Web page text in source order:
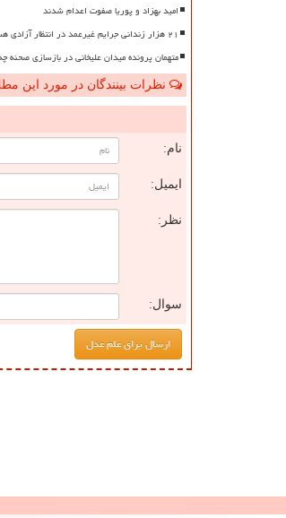
امید بهزاد و پوریا صفوت اعدام شدند
۲۱ هزار زندانی جرایم غیرعمد در انتظار آزادی هستند
متهمان پرونده میدان علیخانی در بازسازی صحنه
نظرات بینندگان در مورد این
نام:
ایمیل:
نظر:
سوال: